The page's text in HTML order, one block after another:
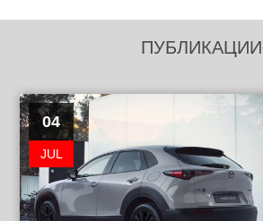
ПУБЛИКАЦИИ
04
JUL